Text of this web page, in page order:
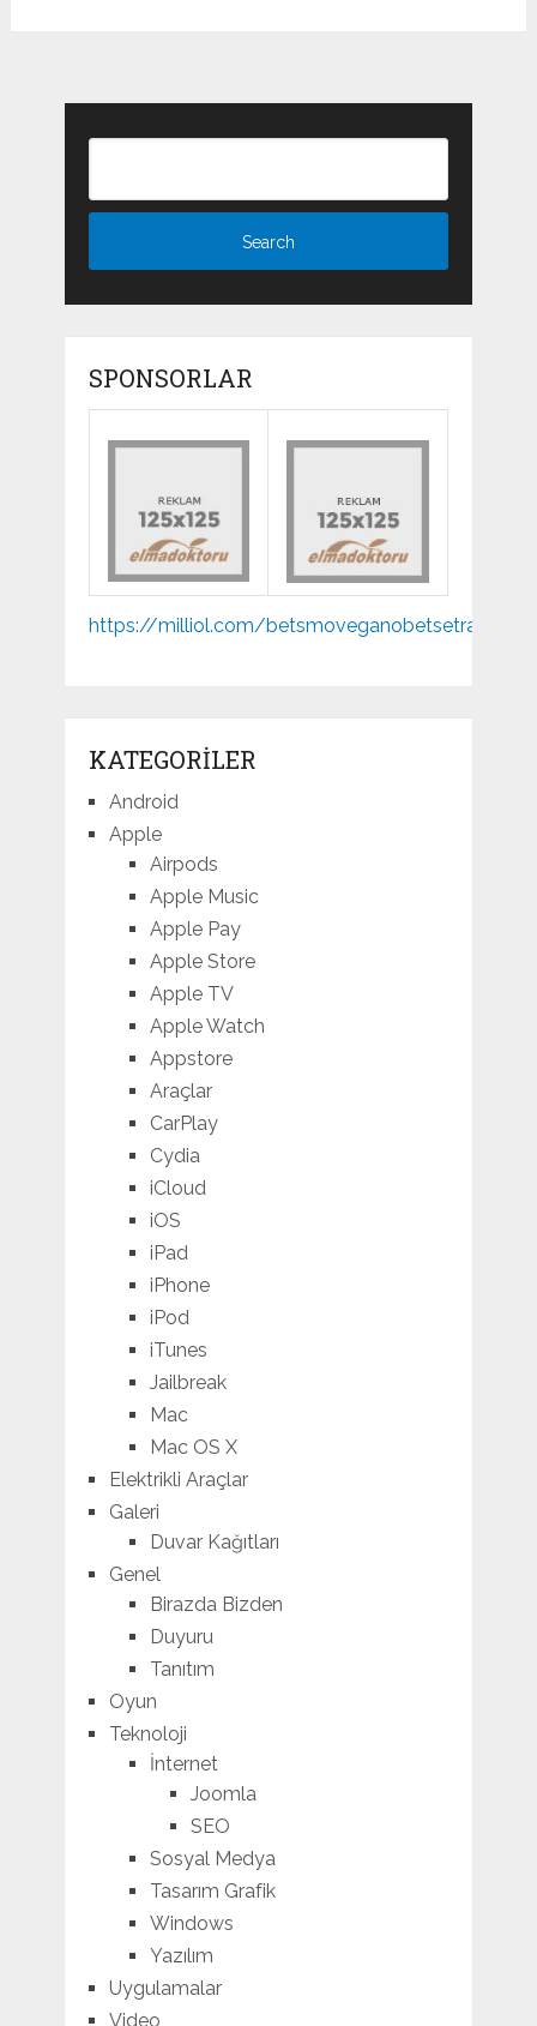
SPONSORLAR
Mp3
https://milliol.com/betsmoveganobetsetrabet
KATEGORILER
Android
Apple
Airpods
Apple Music
Apple Pay
Apple Store
Apple TV
Apple Watch
Appstore
Araçlar
CarPlay
Cydia
iCloud
iOS
iPad
iPhone
iPod
iTunes
Jailbreak
Mac
Mac OS X
Elektrikli Araçlar
Galeri
Duvar Kağıtları
Genel
Birazda Bizden
Duyuru
Tanıtım
Oyun
Teknoloji
İnternet
Joomla
SEO
Sosyal Medya
Tasarım Grafik
Windows
Yazılım
Uygulamalar
Video